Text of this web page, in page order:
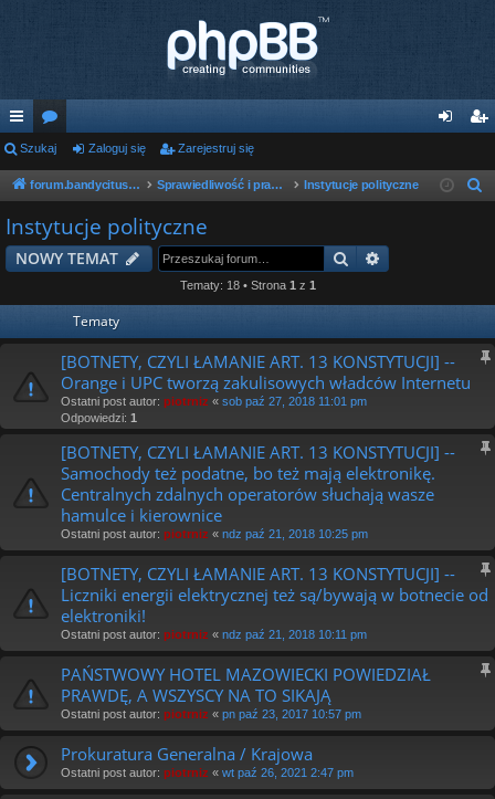
ię
ce
j
…
or
a og ej
ę
Szukaj Zaloguj się Zarejestruj się
forum.bandycituska.com Sprawiedliwość i prawo w państwie bandyckim Instytucje polityczne
j
Instytucje polityczne
NOWY TEMAT Szukaj
Tematy: 18 • Strona 1 z 1
Tematy
[BOTNETY, CZYLI ŁAMANIE ART. 13 KONSTYTUCJI] --
Orange i UPC tworzą zakulisowych władców Internetu
Ostatni post autor: piotrniz « sob paź 27, 2018 11:01 pm
Odpowiedzi: 1
[BOTNETY, CZYLI ŁAMANIE ART. 13 KONSTYTUCJI] --
Samochody też podatne, bo też mają elektronikę.
Centralnych zdalnych operatorów słuchają wasze
hamulce i kierownice
Ostatni post autor: piotrniz « ndz paź 21, 2018 10:25 pm
[BOTNETY, CZYLI ŁAMANIE ART. 13 KONSTYTUCJI] --
Liczniki energii elektrycznej też są/bywają w botnecie od
elektroniki!
Ostatni post autor: piotrniz « ndz paź 21, 2018 10:11 pm
PAŃSTWOWY HOTEL MAZOWIECKI POWIEDZIAŁ
PRAWDĘ, A WSZYSCY NA TO SIKAJĄ
Ostatni post autor: piotrniz « pn paź 23, 2017 10:57 pm
Prokuratura Generalna / Krajowa
Ostatni post autor: piotrniz « wt paź 26, 2021 2:47 pm